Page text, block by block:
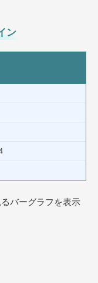
ン
バーグラフを表示